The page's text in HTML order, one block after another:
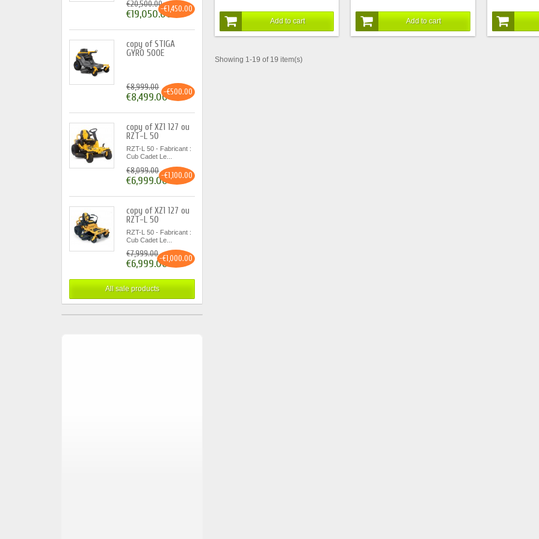
€20,500.00-€1,450.00
€19,050.00
copy of STIGA
GYRO 500E
€8,999.00 -€500.00
€8,499.00
copy of XZ1 127 ou
RZT-L 50
RZT-L 50 - Fabricant :
Cub Cadet Le...
€8,099.00 -€1,100.00
€6,999.00
copy of XZ1 127 ou
RZT-L 50
RZT-L 50 - Fabricant :
Cub Cadet Le...
€7,999.00-€1,000.00
€6,999.00
All sale products
Add to cart Add to cart
Showing 1-19 of 19 item(s)